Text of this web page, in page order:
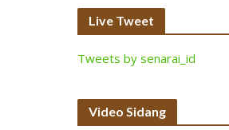
Live Tweet
Tweets by senarai_id
Video Sidang